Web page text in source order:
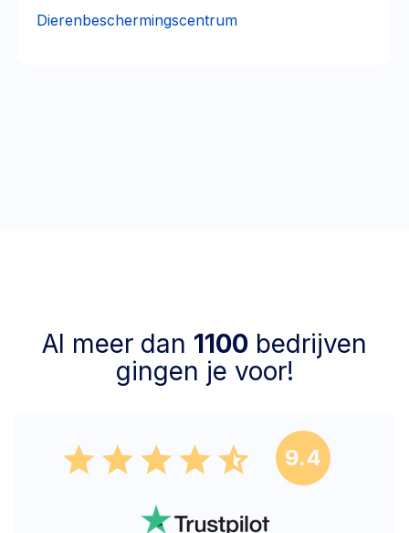
Dierenbeschermingscentrum
Al meer dan 1100 bedrijven
gingen je voor!
9.4